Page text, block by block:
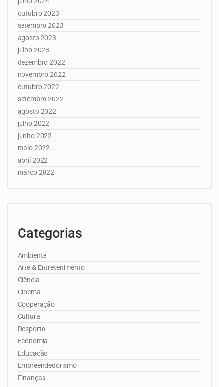
outubro 2023
setembro 2023
agosto 2023
julho 2023
dezembro 2022
novembro 2022
outubro 2022
setembro 2022
agosto 2022
julho 2022
junho 2022
maio 2022
abril 2022
março 2022
Categorias
Ambiente
Arte & Entretenimento
Ciência
Cinema
Cooperação
Cultura
Desporto
Economia
Educação
Empreendedorismo
Finanças